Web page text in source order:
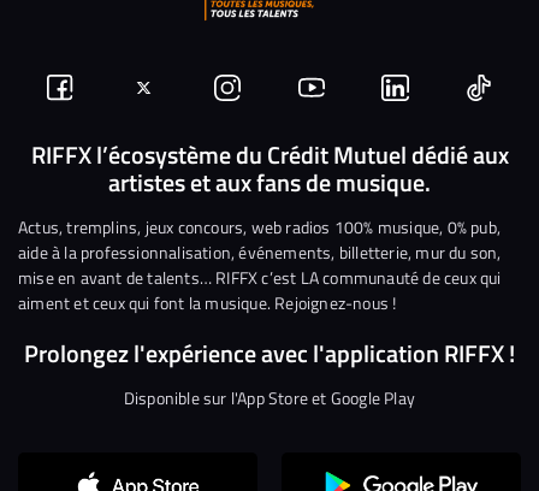
Suivez-
nous
Facebook
Suivez-
nous
sur
Twitter
Nous
rejoindre
sur
Instagram
Nous
rejoindre
sur
YouTube
Nous
rejoindre
sur
Linkedin
Nous
RIFFX l’écosystème du Crédit Mutuel dédié aux
artistes et aux fans de musique.
Actus, tremplins, jeux concours, web radios 100% musique, 0% pub,
aide à la professionnalisation, événements, billetterie, mur du son,
mise en avant de talents… RIFFX c’est LA communauté de ceux qui
aiment et ceux qui font la musique. Rejoignez-nous !
Prolongez l'expérience avec l'application RIFFX !
Disponible sur l'App Store et Google Play